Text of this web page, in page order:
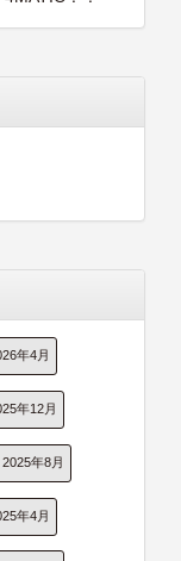
年4月
年12月
2025年8月
年4月